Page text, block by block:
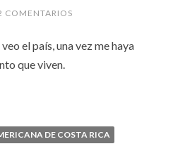
COMENTARIOS
el país, una vez me haya
que viven.
DE COSTA RICA